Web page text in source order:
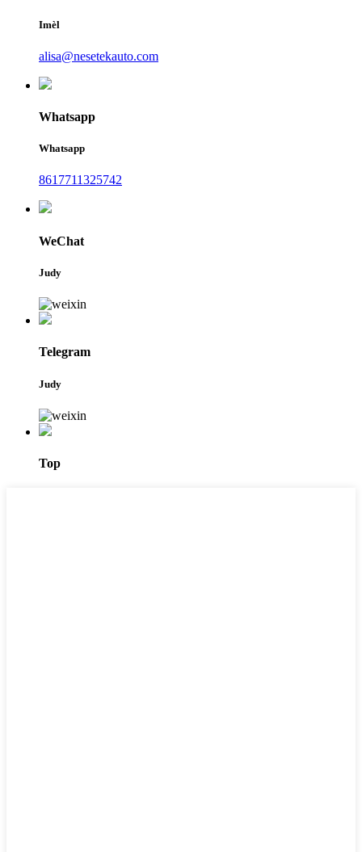
Imèl
alisa@nesetekauto.com
Whatsapp
Whatsapp
8617711325742
WeChat
Judy
Telegram
Judy
Top